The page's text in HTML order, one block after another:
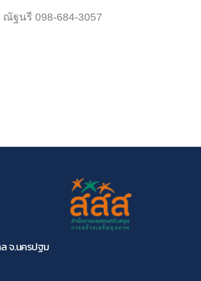
ณัฐนรี 098-684-3057
จ.นครปฐม